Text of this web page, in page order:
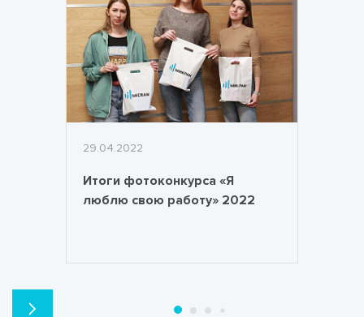
29.04.2022
Итоги фотоконкурса «Я
люблю свою работу» 2022